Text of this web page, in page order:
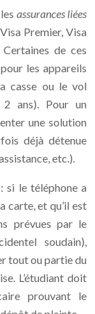
assurances liées
Premier, Visa
de ces
les appareils
casse ou le vol
2 ans). Pour un
une solution
déjà détenue
etc.).
si le téléphone a
carte, et qu’il est
prévues par le
soudain),
tout ou partie du
L’étudiant doit
prouvant le